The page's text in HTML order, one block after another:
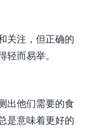
关注，但正确的
而易举。
出他们需要的食
是意味着更好的